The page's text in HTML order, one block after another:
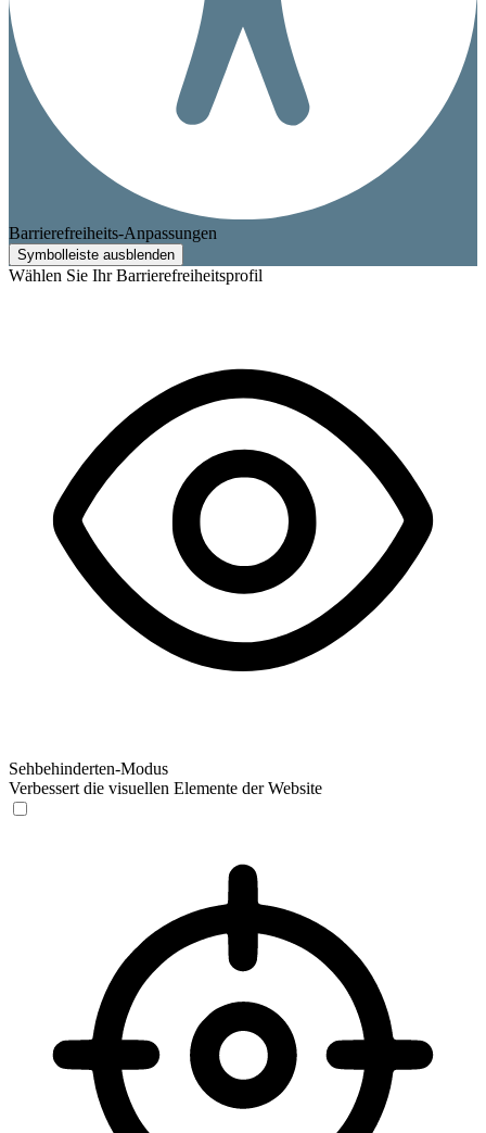
Barrierefreiheits-Anpassungen
Symbolleiste ausblenden
Wählen Sie Ihr Barrierefreiheitsprofil
Sehbehinderten-Modus
Verbessert die visuellen Elemente der Website